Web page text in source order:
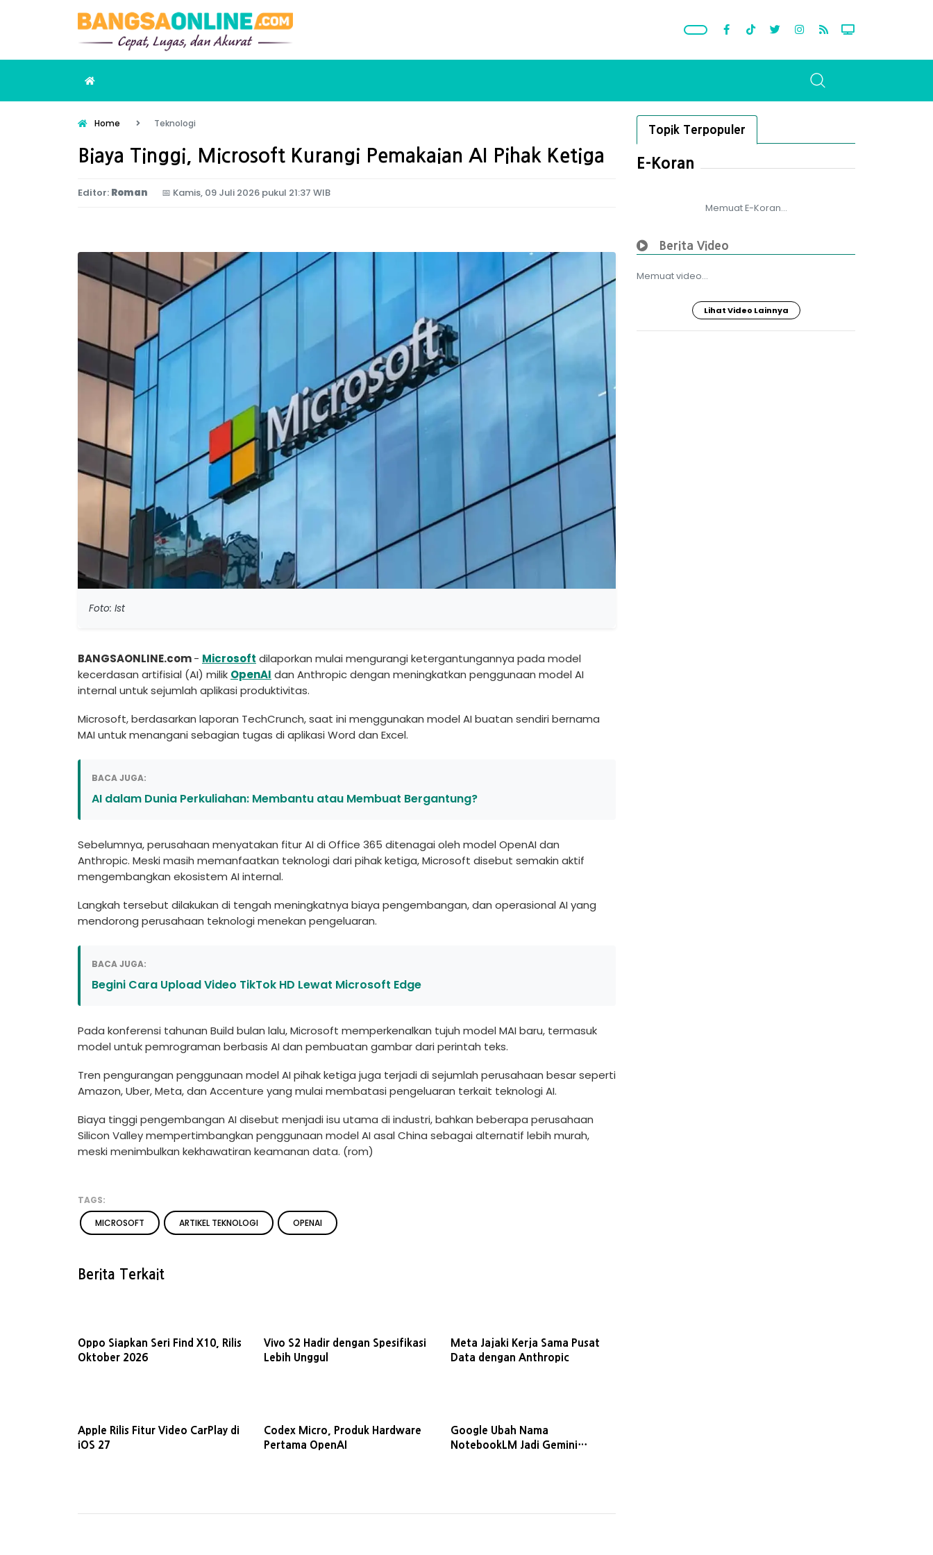
Home Teknologi
Biaya Tinggi, Microsoft Kurangi Pemakaian AI Pihak Ketiga
Editor: Roman 📅 Kamis, 09 Juli 2026 pukul 21:37 WIB
Foto: Ist
BANGSAONLINE.com- Microsoft dilaporkan mulai mengurangi ketergantungannya pada model
kecerdasan artifisial (AI) milik OpenAI dan Anthropic dengan meningkatkan penggunaan model AI
internal untuk sejumlah aplikasi produktivitas.
Microsoft, berdasarkan laporan TechCrunch, saat ini menggunakan model AI buatan sendiri bernama
MAI untuk menangani sebagian tugas di aplikasi Word dan Excel.
BACA JUGA:
AI dalam Dunia Perkuliahan: Membantu atau Membuat Bergantung?
Sebelumnya, perusahaan menyatakan fitur AI di Office 365 ditenagai oleh model OpenAI dan
Anthropic. Meski masih memanfaatkan teknologi dari pihak ketiga, Microsoft disebut semakin aktif
mengembangkan ekosistem AI internal.
Langkah tersebut dilakukan di tengah meningkatnya biaya pengembangan, dan operasional AI yang
mendorong perusahaan teknologi menekan pengeluaran.
BACA JUGA:
Begini Cara Upload Video TikTok HD Lewat Microsoft Edge
Pada konferensi tahunan Build bulan lalu, Microsoft memperkenalkan tujuh model MAI baru, termasuk
model untuk pemrograman berbasis AI dan pembuatan gambar dari perintah teks.
Tren pengurangan penggunaan model AI pihak ketiga juga terjadi di sejumlah perusahaan besar seperti
Amazon, Uber, Meta, dan Accenture yang mulai membatasi pengeluaran terkait teknologi AI.
Biaya tinggi pengembangan AI disebut menjadi isu utama di industri, bahkan beberapa perusahaan
Silicon Valley mempertimbangkan penggunaan model AI asal China sebagai alternatif lebih murah,
meski menimbulkan kekhawatiran keamanan data. (rom)
TAGS:
MICROSOFT
ARTIKEL TEKNOLOGI OPENAI
Berita Terkait
Oppo Siapkan Seri Find X10, Rilis
Oktober 2026
Vivo S2 Hadir dengan Spesifikasi
Lebih Unggul
Meta Jajaki Kerja Sama Pusat
Data dengan Anthropic
Apple Rilis Fitur Video CarPlay di
iOS 27
Codex Micro, Produk Hardware
Pertama OpenAI
Google Ubah Nama
NotebookLM Jadi Gemini
Topik Terpopuler
E-Koran
Memuat E-Koran...
Berita Video
Memuat video...
Lihat Video Lainnya